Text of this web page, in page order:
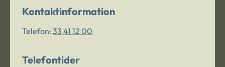
Kontaktinformation
Telefon: 33 41 12 00
Telefontider